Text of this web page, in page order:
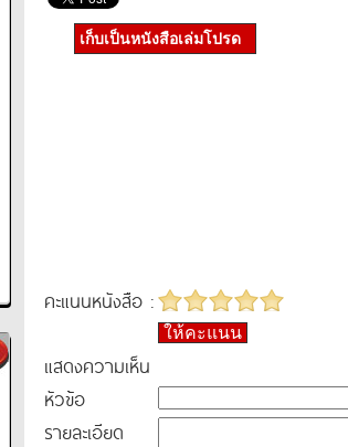
เก็บเป็นหนังสือเล่มโปรด
คะแนนหนังสือ :
ให้คะแนน
แสดงความเห็น
หัวข้อ
รายละเอียด